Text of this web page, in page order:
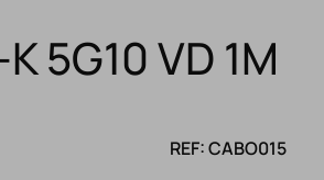
5G10 VD 1M
REF: CABO015